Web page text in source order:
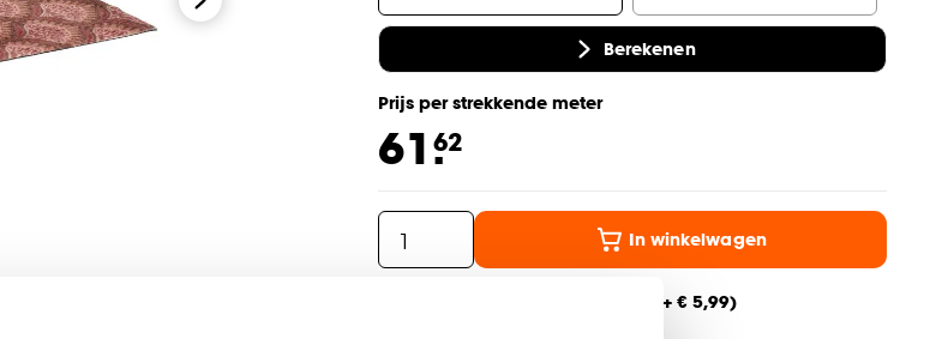
Berekenen
Prijs per strekkende meter
61.62
In winkelwagen
Thuis laten bezorgen vanaf (+ € 5,99)